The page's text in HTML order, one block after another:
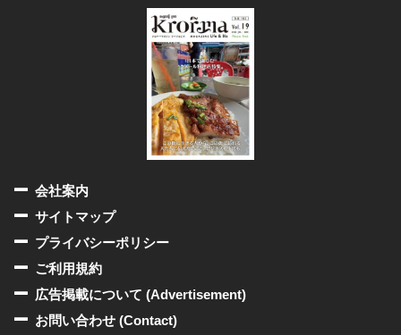
会社案内
サイトマップ
プライバシーポリシー
ご利用規約
広告掲載について (Advertisement)
お問い合わせ (Contact)